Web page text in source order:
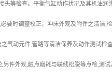
等检查。平衡气缸动作状况及其机油润
要时调整校正。冲床外观及附件之清洁,
气动元件,管路等清洁保养及动作测试检查
件外观,触点磨耗与联线松脱等点检,测